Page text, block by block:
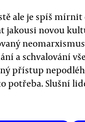
ale je spíš
jakousi novou
a schvalování
přístup
potřeba. Slušní